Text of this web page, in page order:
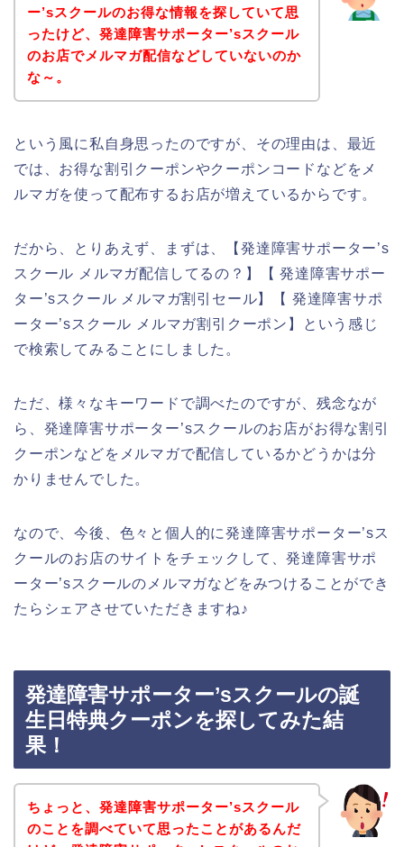
ー’sスクールのお得な情報を探していて思
ったけど、発達障害サポーター’sスクール
のお店でメルマガ配信などしていないのか
な～。
という風に私自身思ったのですが、その理由は、最近
では、お得な割引クーポンやクーポンコードなどをメ
ルマガを使って配布するお店が増えているからです。
だから、とりあえず、まずは、【発達障害サポーター’s
スクール メルマガ配信してるの？】【 発達障害サポー
ター’sスクール メルマガ割引セール】【 発達障害サポ
ーター’sスクール メルマガ割引クーポン】という感じ
で検索してみることにしました。
ただ、様々なキーワードで調べたのですが、残念なが
ら、発達障害サポーター’sスクールのお店がお得な割引
クーポンなどをメルマガで配信しているかどうかは分
かりませんでした。
なので、今後、色々と個人的に発達障害サポーター’sス
クールのお店のサイトをチェックして、発達障害サポ
ーター’sスクールのメルマガなどをみつけることができ
たらシェアさせていただきますね♪
発達障害サポーター’sスクールの誕
生日特典クーポンを探してみた結
果！
ちょっと、発達障害サポーター’sスクール
のことを調べていて思ったことがあるんだ